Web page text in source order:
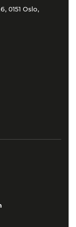
0151 Oslo,